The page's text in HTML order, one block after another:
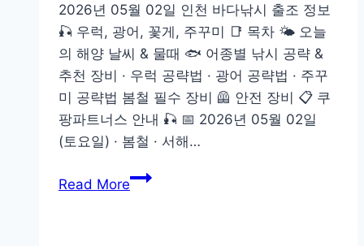
조
정
보
🎣
우
럭,
광
꽃
2026년 05월 02일 인천 바다낚시 출조 정보
🎣 우럭, 광어, 꽃게, 주꾸미 📑 목차 🌤️ 오늘
의 해양 날씨 & 물때 🐟 어종별 낚시 공략 &
추천 장비 · 우럭 공략법 · 광어 공략법 · 주꾸
미 공략법 봄철 필수 장비 🦺 안전 장비 📋 쿠
팡파트너스 안내 🎣 📅 2026년 05월 02일
(토요일) · 봄철 · 서해…
Read More2026